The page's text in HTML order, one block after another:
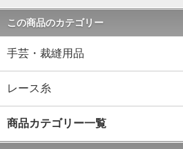
この商品のカテゴリー
手芸・裁縫用品
レース糸
商品カテゴリー一覧